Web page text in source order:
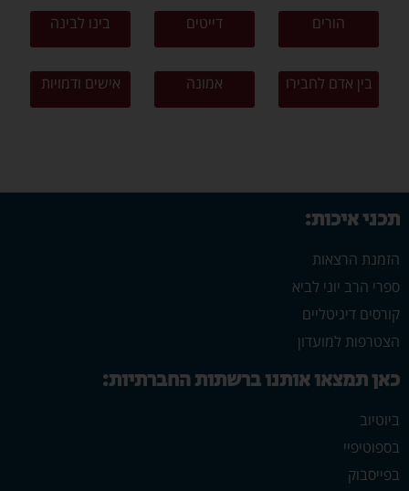
הורים דייטים בינו לבינה
בין אדם לחבירו אמונה אישים ודמויות
תכני איכות:
הזמנת הרצאות
ספרי הרב יוני לביא
קורסים דיגיטליים
הצטרפות למועדון
כאן תמצאו אותנו ברשתות החברתיות:
ביוטיוב
בספוטיפיי
בפייסבוק